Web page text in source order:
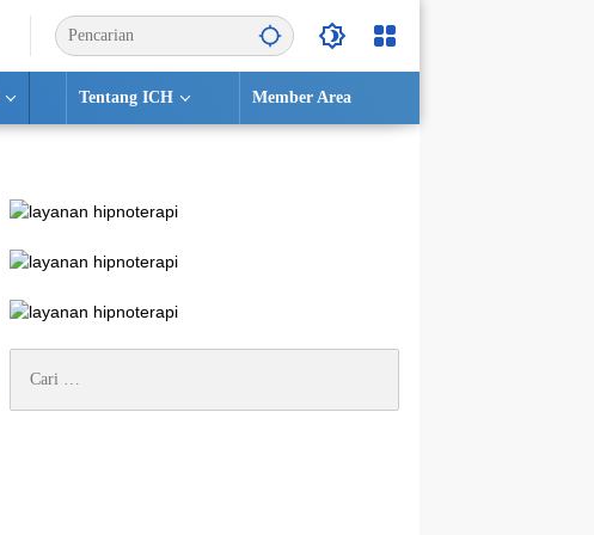
Tentang ICH Member Area
untuk: